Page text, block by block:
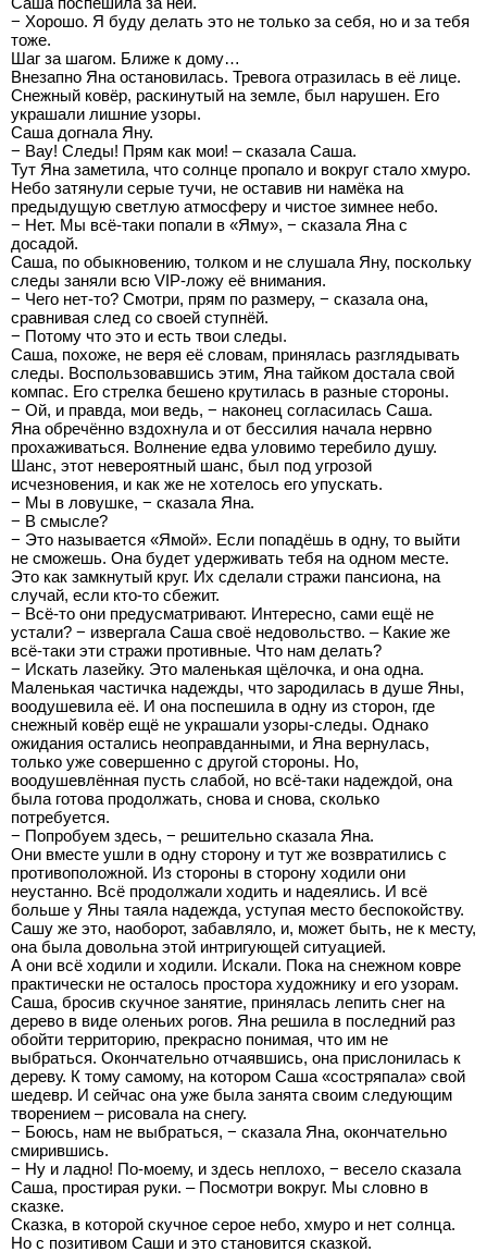
− Хорошо. Я буду делать это не только за себя, но и за тебя
тоже.
Шаг за шагом. Ближе к дому…
Внезапно Яна остановилась. Тревога отразилась в её лице.
Снежный ковёр, раскинутый на земле, был нарушен. Его
украшали лишние узоры.
Саша догнала Яну.
− Вау! Следы! Прям как мои! – сказала Саша.
Тут Яна заметила, что солнце пропало и вокруг стало хмуро.
Небо затянули серые тучи, не оставив ни намёка на
предыдущую светлую атмосферу и чистое зимнее небо.
− Нет. Мы всё-таки попали в «Яму», − сказала Яна с
досадой.
Саша, по обыкновению, толком и не слушала Яну, поскольку
следы заняли всю VIP-ложу её внимания.
− Чего нет-то? Смотри, прям по размеру, − сказала она,
сравнивая след со своей ступнёй.
− Потому что это и есть твои следы.
Саша, похоже, не веря её словам, принялась разглядывать
следы. Воспользовавшись этим, Яна тайком достала свой
компас. Его стрелка бешено крутилась в разные стороны.
− Ой, и правда, мои ведь, − наконец согласилась Саша.
Яна обречённо вздохнула и от бессилия начала нервно
прохаживаться. Волнение едва уловимо теребило душу.
Шанс, этот невероятный шанс, был под угрозой
исчезновения, и как же не хотелось его упускать.
− Мы в ловушке, − сказала Яна.
− В смысле?
− Это называется «Ямой». Если попадёшь в одну, то выйти
не сможешь. Она будет удерживать тебя на одном месте.
Это как замкнутый круг. Их сделали стражи пансиона, на
случай, если кто-то сбежит.
− Всё-то они предусматривают. Интересно, сами ещё не
устали? − извергала Саша своё недовольство. – Какие же
всё-таки эти стражи противные. Что нам делать?
− Искать лазейку. Это маленькая щёлочка, и она одна.
Маленькая частичка надежды, что зародилась в душе Яны,
воодушевила её. И она поспешила в одну из сторон, где
снежный ковёр ещё не украшали узоры-следы. Однако
ожидания остались неоправданными, и Яна вернулась,
только уже совершенно с другой стороны. Но,
воодушевлённая пусть слабой, но всё-таки надеждой, она
была готова продолжать, снова и снова, сколько
потребуется.
− Попробуем здесь, − решительно сказала Яна.
Они вместе ушли в одну сторону и тут же возвратились с
противоположной. Из стороны в сторону ходили они
неустанно. Всё продолжали ходить и надеялись. И всё
больше у Яны таяла надежда, уступая место беспокойству.
Сашу же это, наоборот, забавляло, и, может быть, не к месту,
она была довольна этой интригующей ситуацией.
А они всё ходили и ходили. Искали. Пока на снежном ковре
практически не осталось простора художнику и его узорам.
Саша, бросив скучное занятие, принялась лепить снег на
дерево в виде оленьих рогов. Яна решила в последний раз
обойти территорию, прекрасно понимая, что им не
выбраться. Окончательно отчаявшись, она прислонилась к
дереву. К тому самому, на котором Саша «состряпала» свой
шедевр. И сейчас она уже была занята своим следующим
творением – рисовала на снегу.
− Боюсь, нам не выбраться, − сказала Яна, окончательно
смирившись.
− Ну и ладно! По-моему, и здесь неплохо, − весело сказала
Саша, простирая руки. – Посмотри вокруг. Мы словно в
сказке.
Сказка, в которой скучное серое небо, хмуро и нет солнца.
Но с позитивом Саши и это становится сказкой.